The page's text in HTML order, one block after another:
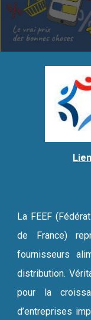
La FEEF
de France)
fournisseurs
distribution.
pour la
d’entreprises